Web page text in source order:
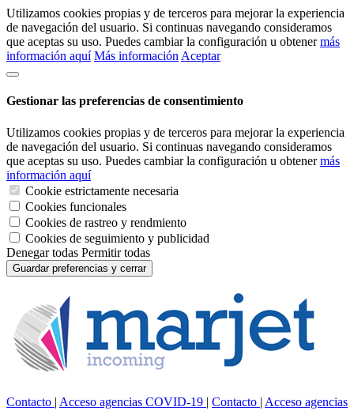
Utilizamos cookies propias y de terceros para mejorar la experiencia
de navegación del usuario. Si continuas navegando consideramos
que aceptas su uso. Puedes cambiar la configuración u obtenermás
información aquí Más información Aceptar
Gestionar las preferencias de consentimiento
Utilizamos cookies propias y de terceros para mejorar la experiencia
de navegación del usuario. Si continuas navegando consideramos
que aceptas su uso. Puedes cambiar la configuración u obtenermás
información aquí
Cookie estrictamente necesaria
Cookies funcionales
Cookies de rastreo y rendmiento
Cookies de seguimiento y publicidad
Denegar todas Permitir todas
Guardar preferencias y cerrar
Contacto | Acceso agencias COVID-19 | Contacto | Acceso agencias